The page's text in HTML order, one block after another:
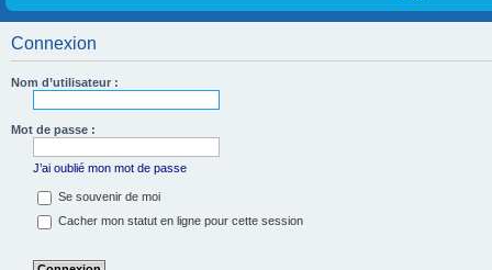
Connexion
Nom d’utilisateur :
Mot de passe :
J’ai oublié mon mot de passe
Se souvenir de moi
Cacher mon statut en ligne pour cette session